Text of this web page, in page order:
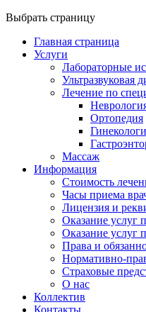
Выбрать страницу
Главная страница
Услуги
Лабораторные
Ультразвуковая
Лечение по
Ортопедия
Массаж
Информация
Стоимость
Часы приема
Лицензия и
Оказание
Оказание
Права и
Нормативно-
Страховые
О нас
Коллектив
Контакты